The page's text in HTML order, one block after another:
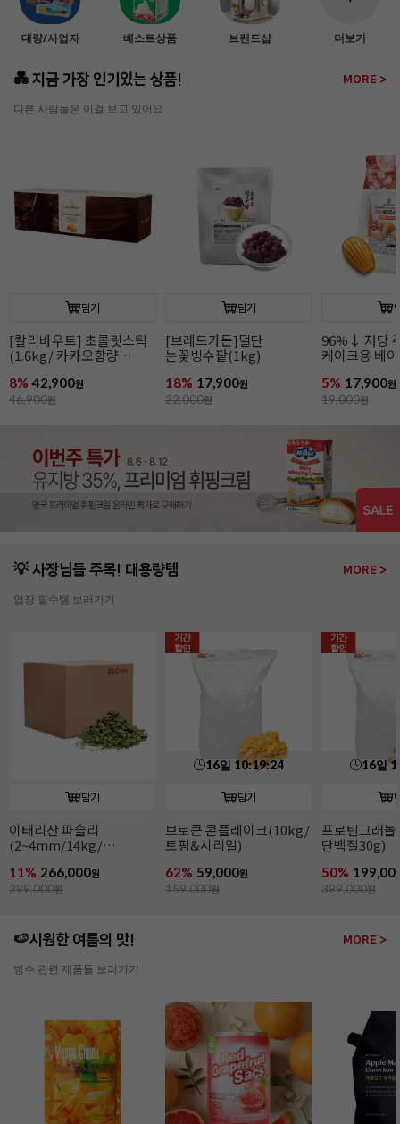
대량/사업자 베스트상품 브랜드샵 더보기
💑 지금 가장 인기있는 상품! MORE >
다른 사람들은 이걸 보고 있어요
담기
[칼리바우트] 초콜릿스틱
(1.6kg/ 카카오함량
44.8%/ 바통브랑제)
8% 42,900원
46,900원
담기
[브레드가든]덜단
눈꽃빙수팥(1kg)
18% 17,900원
22,000원
96%↓ 저당
케이크용 베
5% 17,900원
19,000원
💡 사장님들 주목! 대용량템 MORE >
업장 필수템 보러가기
담기
이태리산 파슬리
(2~4mm/14kg/
파슬리후레이크)
11% 266,000원
299,000원
기간
할인
16일 10:19:22
담기
브로큰 콘플레이크(10kg/
토핑&시리얼)
62% 59,000원
159,000원
기간
할인
16일
프로틴그래
단백질30g)
50%
399,000원
🍉시원한 여름의 맛! MORE >
빙수 관련 제품들 보러가기